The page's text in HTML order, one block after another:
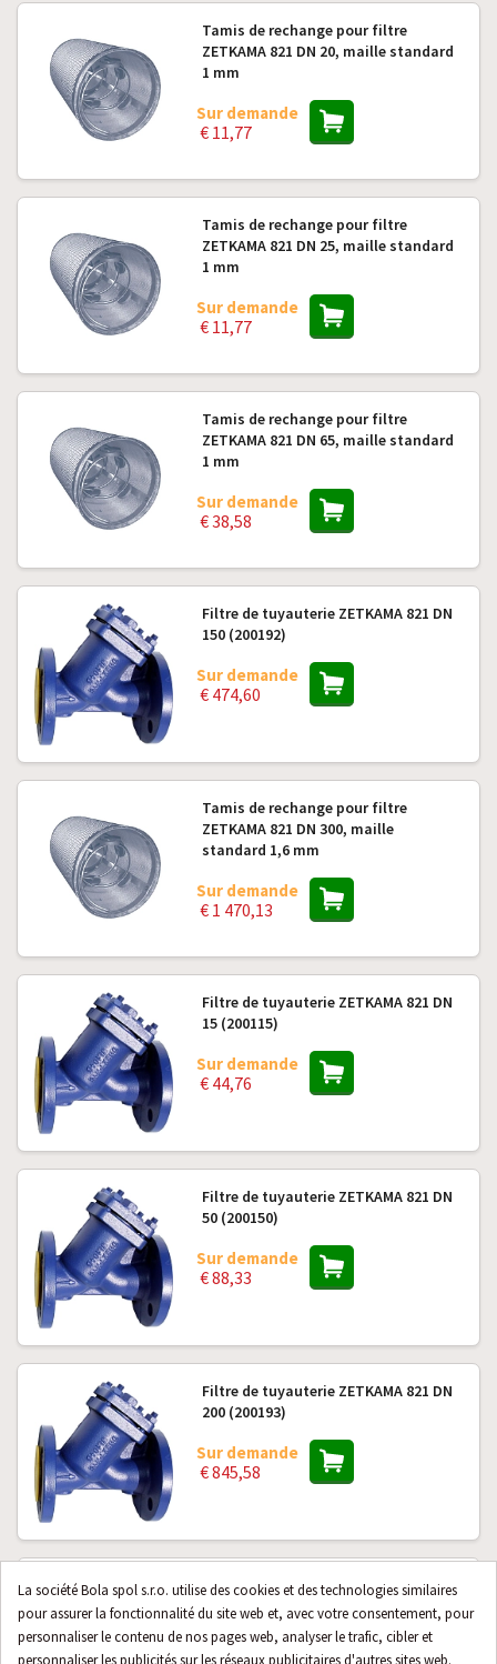
La société Bola spol s.r.o. utilise des cookies et des technologies similaires
pour assurer la fonctionnalité du site web et, avec votre consentement, pour
personnaliser le contenu de nos pages web, analyser le trafic, cibler et
personnaliser les publicités sur les réseaux publicitaires d'autres sites web.
Tamis de rechange pour filtre
ZETKAMA 821 DN 20, maille standard
1 mm
Sur demande
€ 11,77
Tamis de rechange pour filtre
ZETKAMA 821 DN 25, maille standard
1 mm
Sur demande
€ 11,77
Tamis de rechange pour filtre
ZETKAMA 821 DN 65, maille standard
1 mm
Sur demande
€ 38,58
Filtre de tuyauterie ZETKAMA 821 DN
150 (200192)
Sur demande
€ 474,60
Tamis de rechange pour filtre
ZETKAMA 821 DN 300, maille
standard 1,6 mm
Sur demande
€ 1 470,13
Filtre de tuyauterie ZETKAMA 821 DN
15 (200115)
Sur demande
€ 44,76
Filtre de tuyauterie ZETKAMA 821 DN
50 (200150)
Sur demande
€ 88,33
Filtre de tuyauterie ZETKAMA 821 DN
200 (200193)
Sur demande
€ 845,58
Tamis de rechange pour filtre
ZETKAMA 821 DN 250, maille
standard 1,6 mm